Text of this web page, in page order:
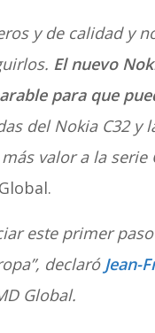
y de calidad y
El nuevo
para que
del Nokia C32
valor a la serie
este primer
declaró Jean-
Global.